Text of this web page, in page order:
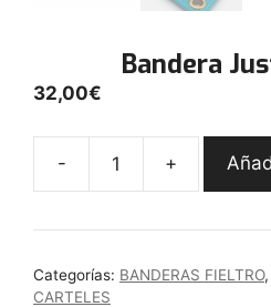
Bandera
32,00€
-
Bandera
Pop
+
Categorías: BANDERAS FIELTRO,
CARTELES